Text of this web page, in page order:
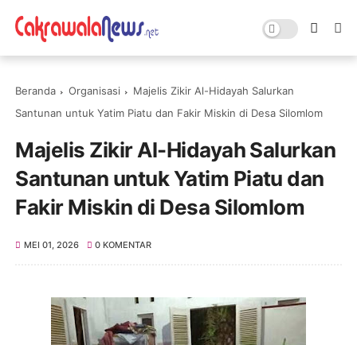
Beranda Organisasi
Majelis Zikir Al-Hidayah Salurkan
Santunan untuk Yatim Piatu dan Fakir Miskin di Desa Silomlom
Majelis Zikir Al-Hidayah Salurkan
Santunan untuk Yatim Piatu dan
Fakir Miskin di Desa Silomlom
MEI 01, 2026 0 KOMENTAR